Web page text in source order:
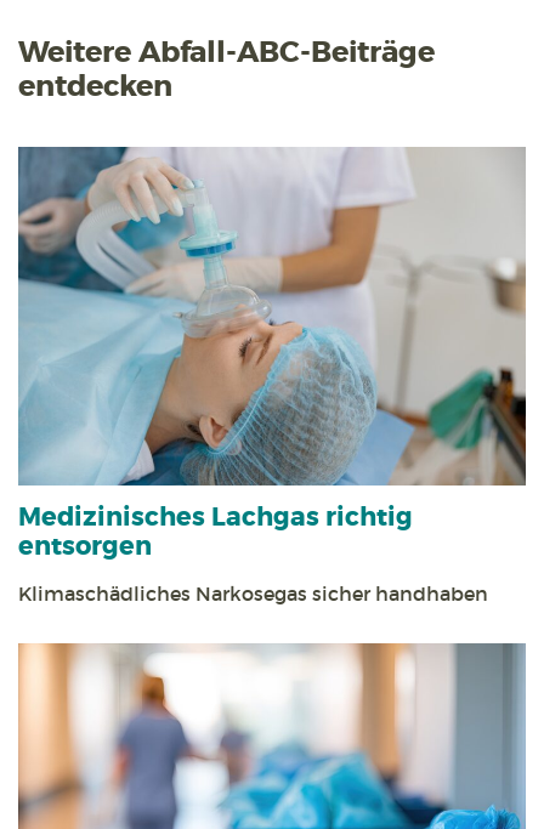
Weitere Abfall-ABC-Beiträge
entdecken
Medizinisches Lachgas richtig
entsorgen
Klimaschädliches Narkosegas sicher handhaben